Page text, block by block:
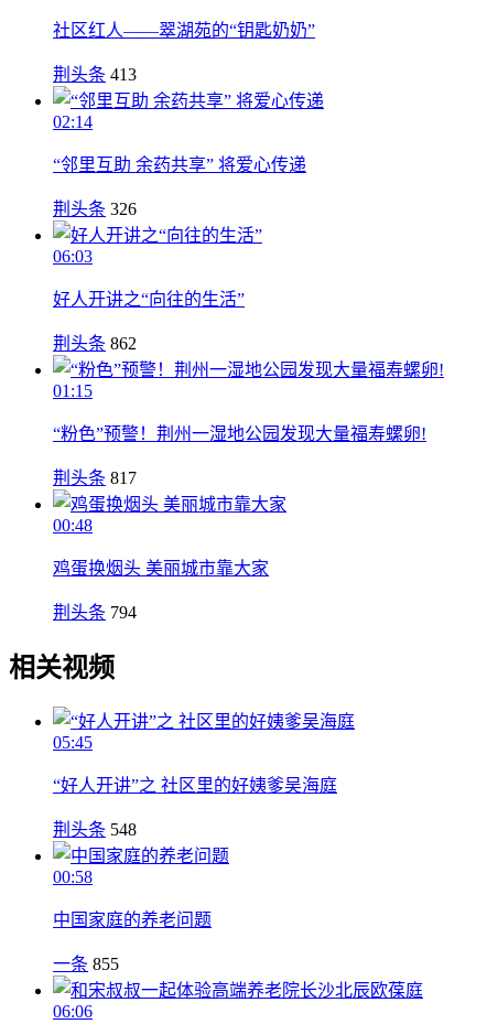
社区红人——翠湖苑的“钥匙奶奶”
荆头条 413
02:14
“邻里互助 余药共享” 将爱心传递
荆头条 326
06:03
好人开讲之“向往的生活”
荆头条 862
01:15
“粉色”预警！荆州一湿地公园发现大量福寿螺卵!
荆头条 817
00:48
鸡蛋换烟头 美丽城市靠大家
荆头条 794
相关视频
05:45
“好人开讲”之 社区里的好姨爹吴海庭
荆头条 548
00:58
中国家庭的养老问题
一条 855
06:06